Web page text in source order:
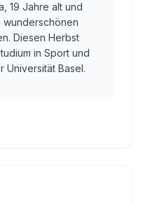
19 Jahre alt und
wunderschönen
Diesen Herbst
in Sport und
Universität Basel.